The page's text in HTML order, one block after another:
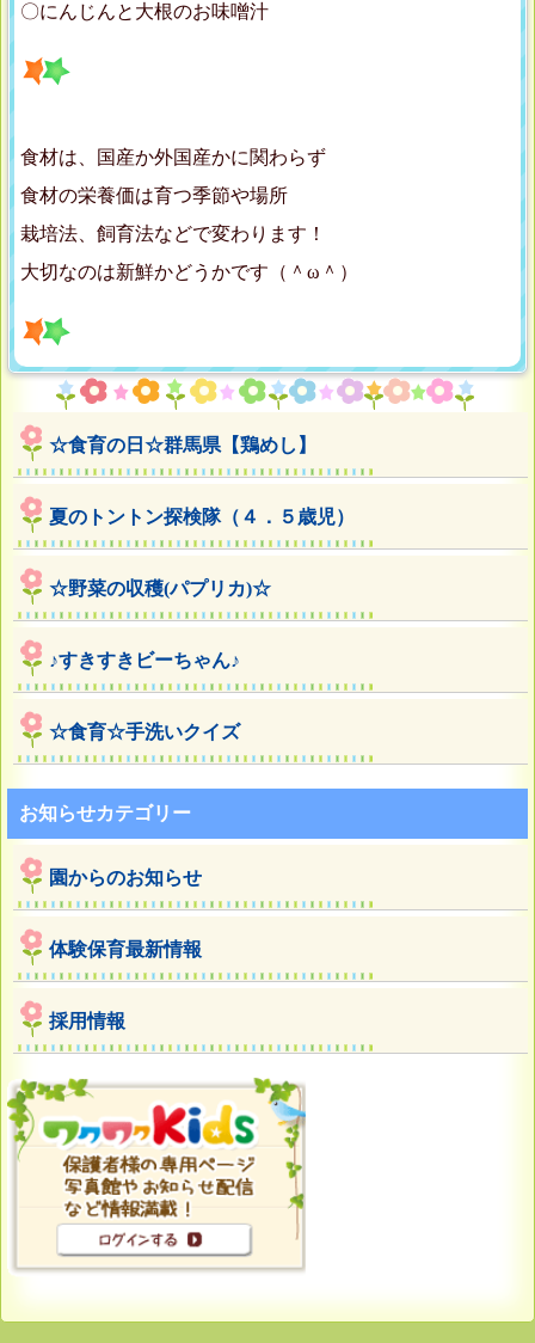
〇にんじんと大根のお味噌汁
食材は、国産か外国産かに関わらず
食材の栄養価は育つ季節や場所
栽培法、飼育法などで変わります！
大切なのは新鮮かどうかです（＾ω＾）
☆食育の日☆群馬県【鶏めし】
夏のトントン探検隊（４．５歳児）
☆野菜の収穫(パプリカ)☆
♪すきすきビーちゃん♪
☆食育☆手洗いクイズ
お知らせカテゴリー
園からのお知らせ
体験保育最新情報
採用情報